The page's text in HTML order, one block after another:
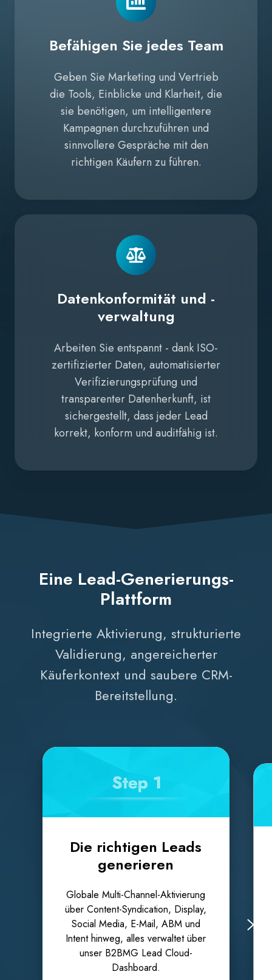
Befähigen Sie jedes Team
Geben Sie Marketing und Vertrieb
die Tools, Einblicke und Klarheit, die
sie benötigen, um intelligentere
Kampagnen durchzuführen und
sinnvollere Gespräche mit den
richtigen Käufern zu führen.
Datenkonformität und -
verwaltung
Arbeiten Sie entspannt - dank ISO-
zertifizierter Daten, automatisierter
Verifizierungsprüfung und
transparenter Datenherkunft, ist
sichergestellt, dass jeder Lead
korrekt, konform und auditfähig ist.
Eine Lead-Generierungs-
Plattform
Integrierte Aktivierung, strukturierte
Validierung, angereicherter
Käuferkontext und saubere CRM-
Bereitstellung.
Die richtigen Leads
generieren
Globale Multi-Channel-Aktivierung
über Content-Syndication, Display,
Social Media, E-Mail, ABM und
Intent hinweg, alles verwaltet über
unser B2BMG Lead Cloud-
Dashboard.